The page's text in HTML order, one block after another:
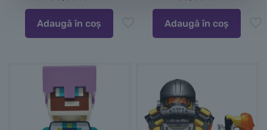
Adaugă în coș Adaugă în coș